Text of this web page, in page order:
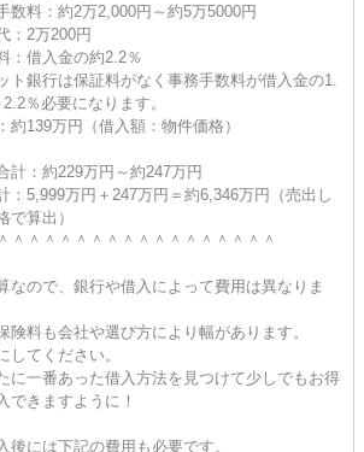
数料：約2万2,000円～約5万5000円
：2万200円
：借入金の約2.2％
ト銀行は保証料がなく事務手数料が借入金の1.
％必要になります。
約139万円（借入額：物件価格）
計：約229万円～約247万円
：5,999万円＋247万円＝約6,346万円（売出し
で算出）
＾＾＾＾＾＾＾＾＾＾＾＾＾＾＾＾＾
なので、銀行や借入によって費用は異なりま
険料も会社や選び方により幅があります。
してください。
に一番あった借入方法を見つけて少しでもお得
できますように！
後には下記の費用も必要です。